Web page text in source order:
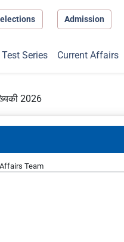
Admission
Test Series Current Affairs
2026
Team